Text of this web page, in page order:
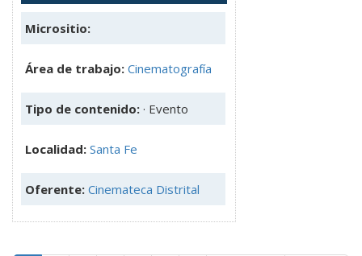
Micrositio:
Área de trabajo: Cinematografía
Tipo de contenido: · Evento
Localidad: Santa Fe
Oferente: Cinemateca Distrital